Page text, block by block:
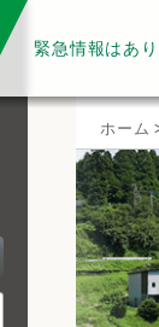
緊急情報はあ
ホーム